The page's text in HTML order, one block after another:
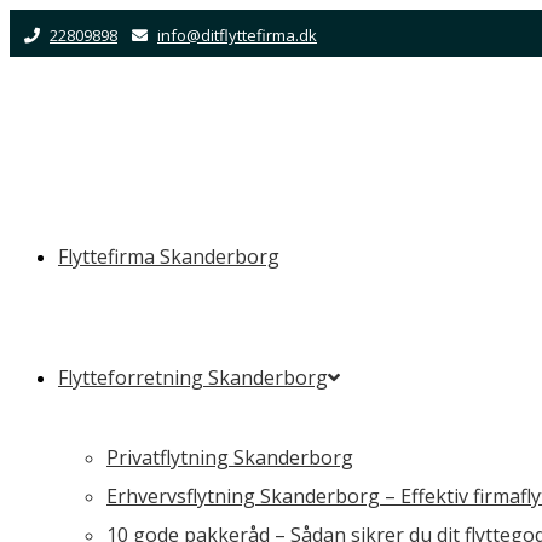
Skip
to
22809898 info@ditflyttefirma.dk
Flyttefirma Skanderborg
Flytteforretning Skanderborg
Privatflytning Skanderborg
Erhvervsflytning Skanderborg – Effektiv
10 gode pakkeråd – Sådan sikrer du dit